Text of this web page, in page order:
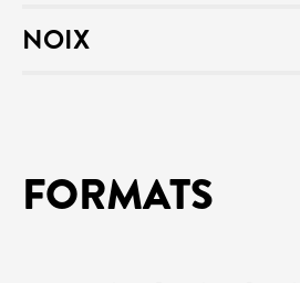
NOIX
FORMATS